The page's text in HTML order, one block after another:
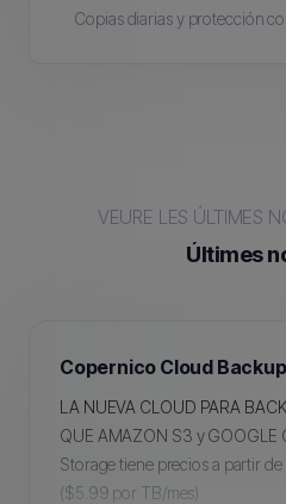
Copias diarias y protección
VEURE LES ÚLTIMES
Últimes
Copernico Cloud
LA NUEVA CLOUD PARA
QUE AMAZON S3 y GOOGLE
Storage tiene precios a partir
($5.99 por TB/mes)